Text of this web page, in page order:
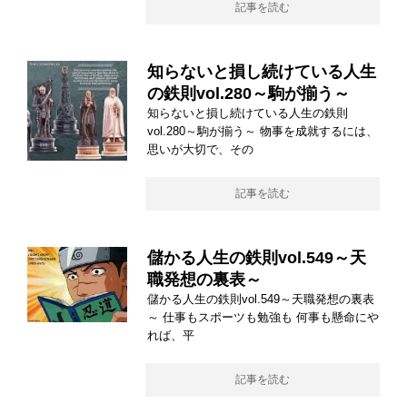
記事を読む
知らないと損し続けている人生
の鉄則vol.280～駒が揃う～
知らないと損し続けている人生の鉄則
vol.280～駒が揃う～ 物事を成就するには、
思いが大切で、その
記事を読む
儲かる人生の鉄則vol.549～天
職発想の裏表～
儲かる人生の鉄則vol.549～天職発想の裏表
～ 仕事もスポーツも勉強も 何事も懸命にや
れば、平
記事を読む